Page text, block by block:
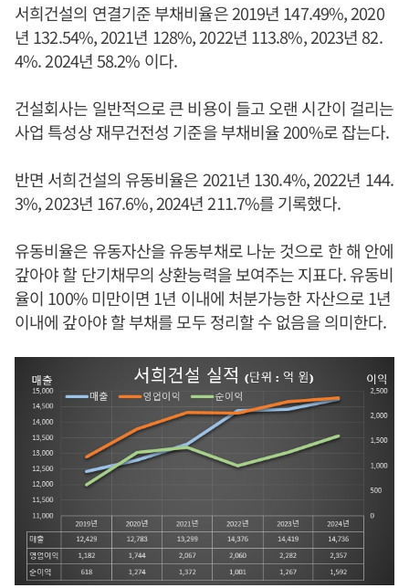
서희건설의 연결기준 부채비율은 2019년 147.49%, 2020
년 132.54%, 2021년 128%, 2022년 113.8%, 2023년 82.
4%. 2024년 58.2% 이다.
건설회사는 일반적으로 큰 비용이 들고 오랜 시간이 걸리는
사업 특성상 재무건전성 기준을 부채비율 200%로 잡는다.
반면 서희건설의 유동비율은 2021년 130.4%, 2022년 144.
3%, 2023년 167.6%, 2024년 211.7%를 기록했다.
유동비율은 유동자산을 유동부채로 나눈 것으로 한 해 안에
갚아야 할 단기채무의 상환능력을 보여주는 지표다. 유동비
율이 100% 미만이면 1년 이내에 처분가능한 자산으로 1년
이내에 갚아야 할 부채를 모두 정리할 수 없음을 의미한다.